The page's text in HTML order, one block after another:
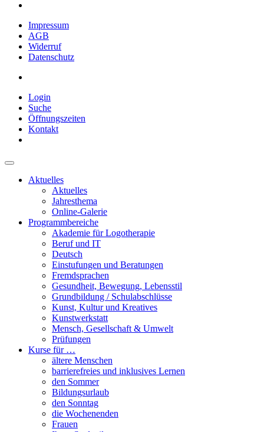
Impressum
AGB
Widerruf
Datenschutz
Login
Suche
Öffnungszeiten
Kontakt
Aktuelles
Aktuelles
Jahresthema
Online-Galerie
Programmbereiche
Akademie für Logotherapie
Beruf und IT
Deutsch
Einstufungen und Beratungen
Fremdsprachen
Gesundheit, Bewegung, Lebensstil
Grundbildung / Schulabschlüsse
Kunst, Kultur und Kreatives
Kunstwerkstatt
Mensch, Gesellschaft & Umwelt
Prüfungen
Kurse für …
ältere Menschen
barrierefreies und inklusives Lernen
den Sommer
Bildungsurlaub
den Sonntag
die Wochenenden
Frauen